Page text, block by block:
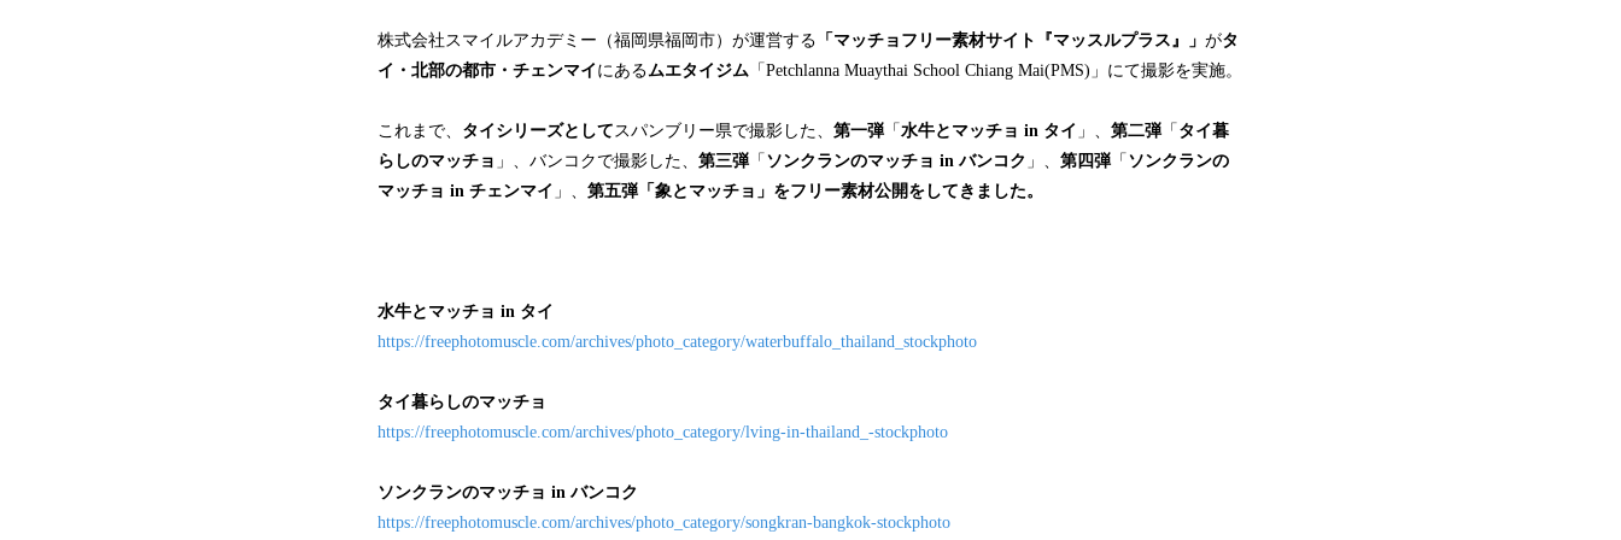
株式会社スマイルアカデミー（福岡県福岡市）が運営する 「マッチョフリー素材サイト『マッスルプラス』」 がタ
イ・北部の都市・チェンマイ にあるムエタイジム 「Petchlanna Muaythai School Chiang Mai(PMS)」にて撮影を実施。
これまで、 タイシリーズとしてスパンブリー県で撮影した、 第一弾 「 水牛とマッチョ in タイ 」、 第二弾 「 タイ暮
らしのマッチョ 」、バンコクで撮影した、 第三弾 「 ソンクランのマッチョ in バンコク 」、 第四弾 「 ソンクランの
マッチョ in チェンマイ 」、 第五弾「象とマッチョ」をフリー素材公開をしてきました。
水牛とマッチョ in タイ
https://freephotomuscle.com/archives/photo_category/waterbuffalo_thailand_stockphoto
タイ暮らしのマッチョ
https://freephotomuscle.com/archives/photo_category/lving-in-thailand_-stockphoto
ソンクランのマッチョ in バンコク
https://freephotomuscle.com/archives/photo_category/songkran-bangkok-stockphoto